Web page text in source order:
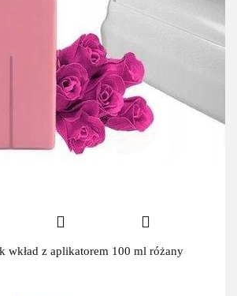
wkład z aplikatorem 100 ml różany